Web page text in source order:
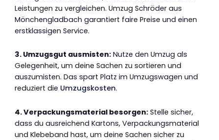
Leistungen zu vergleichen. Umzug Schröder aus
Mönchengladbach garantiert faire Preise und einen
erstklassigen Service.
3. Umzugsgut ausmisten: Nutze den Umzug als
Gelegenheit, um deine Sachen zu sortieren und
auszumisten. Das spart Platz im Umzugswagen und
reduziert die Umzugskosten.
4. Verpackungsmaterial besorgen: Stelle sicher,
dass du ausreichend Kartons, Verpackungsmaterial
und Klebeband hast, um deine Sachen sicher zu